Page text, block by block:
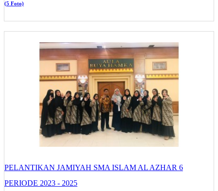
(5 Foto)
PELANTIKAN JAMIYAH SMA ISLAM AL AZHAR 6
PERIODE 2023 - 2025